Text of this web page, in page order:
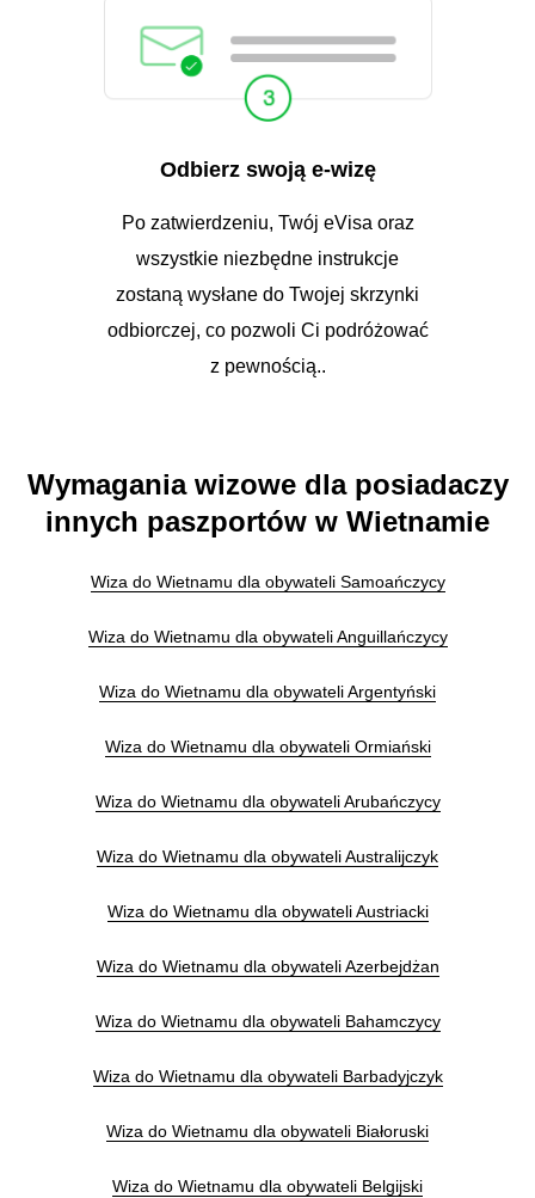
Odbierz swoją e-wizę
Po zatwierdzeniu, Twój eVisa oraz
wszystkie niezbędne instrukcje
zostaną wysłane do Twojej skrzynki
odbiorczej, co pozwoli Ci podróżować
z pewnością..
Wymagania wizowe dla posiadaczy
innych paszportów w Wietnamie
Wiza do Wietnamu dla obywateli Samoańczycy
Wiza do Wietnamu dla obywateli Anguillańczycy
Wiza do Wietnamu dla obywateli Argentyński
Wiza do Wietnamu dla obywateli Ormiański
Wiza do Wietnamu dla obywateli Arubańczycy
Wiza do Wietnamu dla obywateli Australijczyk
Wiza do Wietnamu dla obywateli Austriacki
Wiza do Wietnamu dla obywateli Azerbejdżan
Wiza do Wietnamu dla obywateli Bahamczycy
Wiza do Wietnamu dla obywateli Barbadyjczyk
Wiza do Wietnamu dla obywateli Białoruski
Wiza do Wietnamu dla obywateli Belgijski